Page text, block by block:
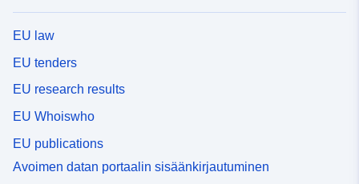
EU law
EU tenders
EU research results
EU Whoiswho
EU publications
Avoimen datan portaalin sisäänkirjautuminen